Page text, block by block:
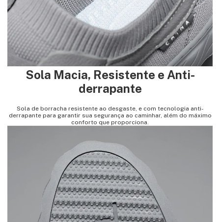
Sola Macia, Resistente e Anti-
derrapante
Sola de borracha resistente ao desgaste, e com tecnologia anti-
derrapante para garantir sua segurança ao caminhar, além do máximo
conforto que proporciona.